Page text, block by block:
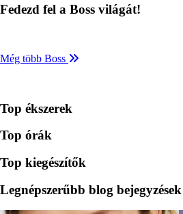
Fedezd fel a Boss világát!
Még több Boss
Top ékszerek
Top órák
Top kiegészítők
Legnépszerűbb blog bejegyzések